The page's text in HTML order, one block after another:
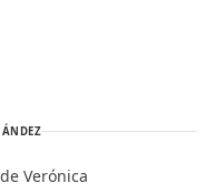
Verónica